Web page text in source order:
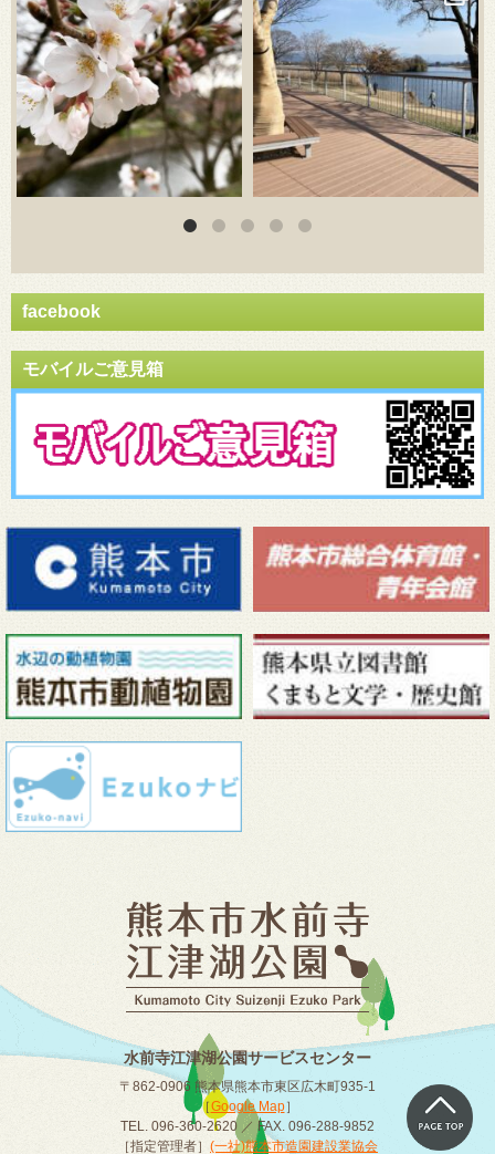
facebook
モバイルご意見箱
水前寺江津湖公園サービスセンター
〒862-0906 熊本県熊本市東区広木町935-1
［Google Map］
TEL. 096-360-2620 ／ FAX. 096-288-9852
［指定管理者］ (一社)熊本市造園建設業協会